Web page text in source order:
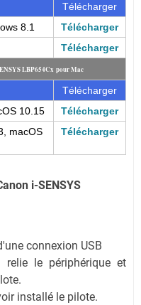
Télécharger
8.1
Télécharger
Télécharger
LBP654Cx pour Mac
Télécharger
10.15
Télécharger
macOS
Télécharger
i-SENSYS
connexion USB
relie le périphérique et
installé le pilote.